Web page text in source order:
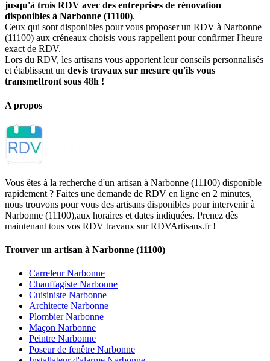
jusqu'à trois RDV avec des entreprises de rénovation
disponibles à Narbonne (11100).
Ceux qui sont disponibles pour vous proposer un RDV à Narbonne
(11100) aux créneaux choisis vous rappellent pour confirmer l'heure
exact de RDV.
Lors du RDV, les artisans vous apportent leur conseils personnalisés
et établissent un devis travaux sur mesure qu'ils vous
transmettront sous 48h !
A propos
Vous êtes à la recherche d'un artisan à Narbonne (11100) disponible
rapidement ? Faites une demande de RDV en ligne en 2 minutes,
nous trouvons pour vous des artisans disponibles pour intervenir à
Narbonne (11100),aux horaires et dates indiquées. Prenez dès
maintenant tous vos RDV travaux sur RDVArtisans.fr !
Trouver un artisan à Narbonne (11100)
Carreleur Narbonne
Chauffagiste Narbonne
Cuisiniste Narbonne
Architecte Narbonne
Plombier Narbonne
Maçon Narbonne
Peintre Narbonne
Poseur de fenêtre Narbonne